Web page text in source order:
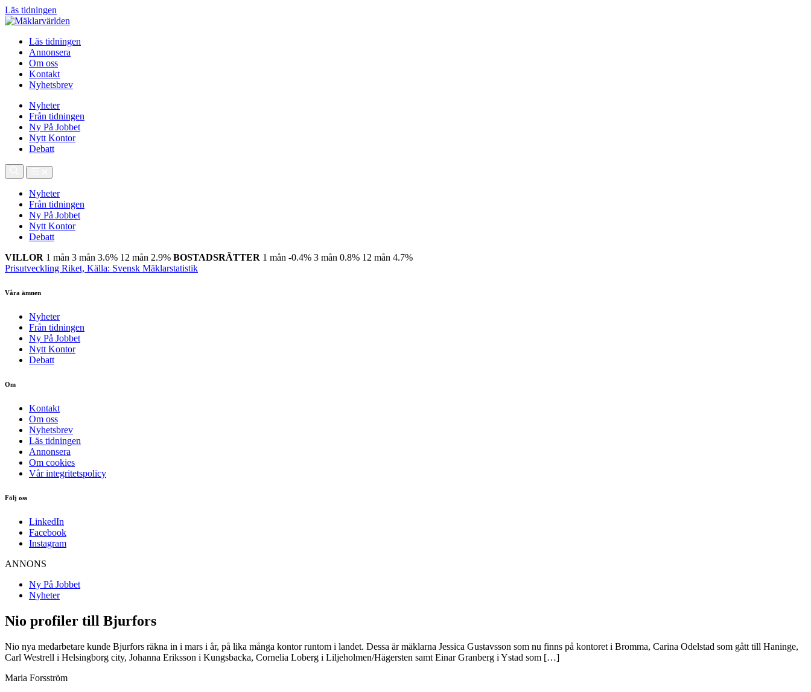
Läs tidningen
Läs tidningen
Annonsera
Om oss
Kontakt
Nyhetsbrev
Nyheter
Från tidningen
Ny På Jobbet
Nytt Kontor
Debatt
Nyheter
Från tidningen
Ny På Jobbet
Nytt Kontor
Debatt
VILLOR 1 mån 3 mån 3.6% 12 mån 2.9% BOSTADSRÄTTER 1 mån -0.4% 3 mån 0.8% 12 mån 4.7%
Prisutveckling Riket, Källa: Svensk Mäklarstatistik
Våra ämnen
Nyheter
Från tidningen
Ny På Jobbet
Nytt Kontor
Debatt
Om
Kontakt
Om oss
Nyhetsbrev
Läs tidningen
Annonsera
Om cookies
Vår integritetspolicy
Följ oss
LinkedIn
Facebook
Instagram
ANNONS
Ny På Jobbet
Nyheter
Nio profiler till Bjurfors
Nio nya medarbetare kunde Bjurfors räkna in i mars i år, på lika många kontor runtom i landet. Dessa är mäklarna Jessica Gustavsson som nu finns på kontoret i Bromma, Carina Odelstad som gått till Haninge,
Carl Westrell i Helsingborg city, Johanna Eriksson i Kungsbacka, Cornelia Loberg i Liljeholmen/Hägersten samt Einar Granberg i Ystad som […]
Maria Forsström